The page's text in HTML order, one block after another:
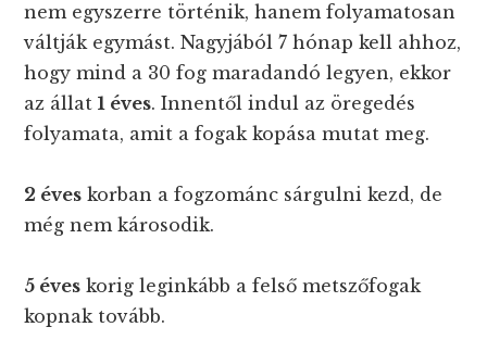
nem egyszerre történik, hanem folyamatosan
váltják egymást. Nagyjából 7 hónap kell ahhoz,
hogy mind a 30 fog maradandó legyen, ekkor
az állat1 éves. Innentől indul az öregedés
folyamata, amit a fogak kopása mutat meg.
2 éves korban a fogzománc sárgulni kezd, de
még nem károsodik.
5 éves korig leginkább a felső metszőfogak
kopnak tovább.